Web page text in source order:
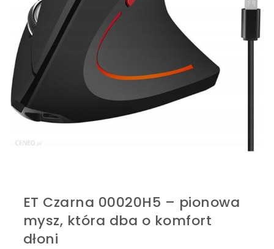
ET Czarna 00020H5 – pionowa
mysz, która dba o komfort
dłoni